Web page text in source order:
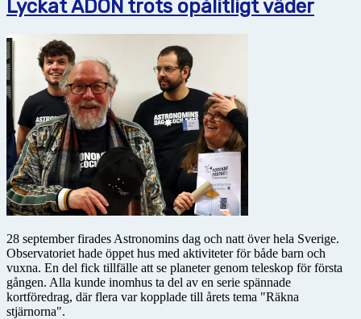
Lyckat ADON trots opålitligt väder
28 september firades Astronomins dag och natt över hela Sverige.
Observatoriet hade öppet hus med aktiviteter för både barn och
vuxna. En del fick tillfälle att se planeter genom teleskop för första
gången. Alla kunde inomhus ta del av en serie spännade
kortföredrag, där flera var kopplade till årets tema "Räkna
stjärnorna".